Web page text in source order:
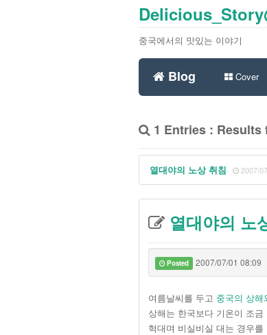
중국에서의 맛있는 이야기
Blog Cover
1 Entries : Results
열대야의 노상 취침 2007/
열대야의 노
Posted 2007/07/01 08:09
여름날씨를 두고 중국의 상해
상해는 한국보다 기온이 조
헉대며 비실비실 대는 경우를